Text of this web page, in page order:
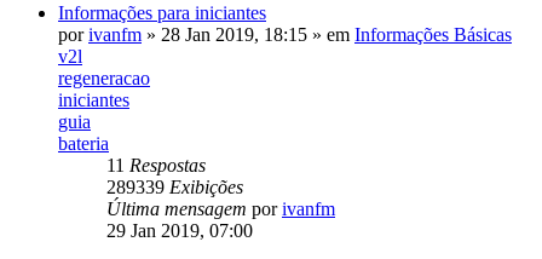
Informações para iniciantes
porivanfm » 28 Jan 2019, 18:15 » em Informações Básicas
v2l
regeneracao
iniciantes
guia
bateria
11 Respostas
289339 Exibições
Última mensagem porivanfm
29 Jan 2019, 07:00